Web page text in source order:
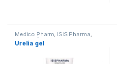
Medico Pharm, ISIS Pharma,
Suva koža
Urelia gel